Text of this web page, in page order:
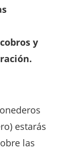
y
estarás
las